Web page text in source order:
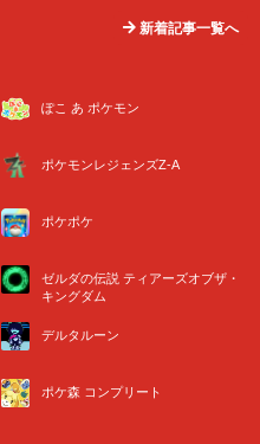
新着記事一覧へ
ぽこ あ ポケモン
ポケモンレジェンズZ-A
ポケポケ
ゼルダの伝説 ティアーズオブザ・
キングダム
デルタルーン
ポケ森 コンプリート